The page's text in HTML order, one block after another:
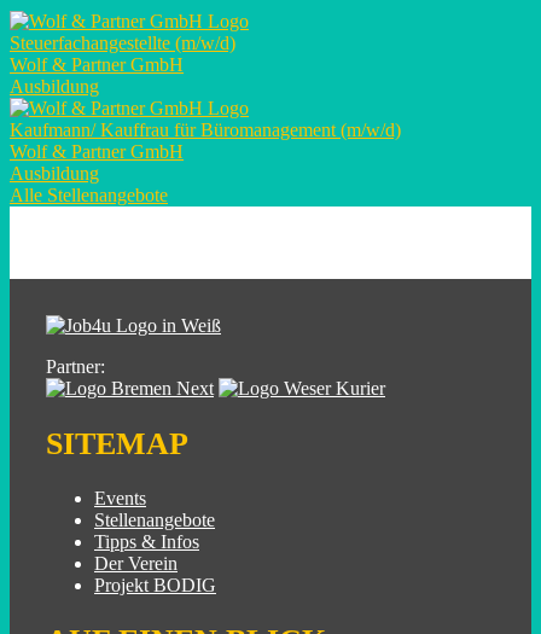
Steuerfachangestellte (m/w/d)
Wolf & Partner GmbH
Ausbildung
Kaufmann/ Kauffrau für Büromanagement (m/w/d)
Wolf & Partner GmbH
Ausbildung
Alle Stellenangebote
Partner:
SITEMAP
Events
Stellenangebote
Tipps & Infos
Der Verein
Projekt BODIG